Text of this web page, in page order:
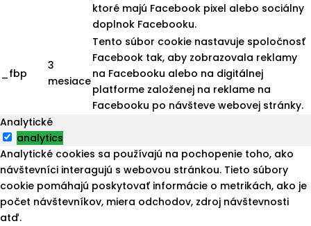
ktoré majú Facebook pixel alebo sociálny
doplnok Facebooku.
_fbp
3
mesiace
Tento súbor cookie nastavuje spoločnosť
Facebook tak, aby zobrazovala reklamy
na Facebooku alebo na digitálnej
platforme založenej na reklame na
Facebooku po návšteve webovej stránky.
Analytické
analytics
Analytické cookies sa používajú na pochopenie toho, ako
návštevníci interagujú s webovou stránkou. Tieto súbory
cookie pomáhajú poskytovať informácie o metrikách, ako je
počet návštevníkov, miera odchodov, zdroj návštevnosti
atď.